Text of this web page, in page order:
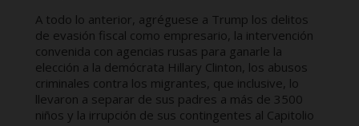
A todo lo anterior, agréguese a Trump los delitos
de evasión fiscal como empresario, la intervención
convenida con agencias rusas para ganarle la
elección a la demócrata Hillary Clinton, los abusos
criminales contra los migrantes, que inclusive, lo
llevaron a separar de sus padres a más de 3500
niños y la irrupción de sus contingentes al Capitolio